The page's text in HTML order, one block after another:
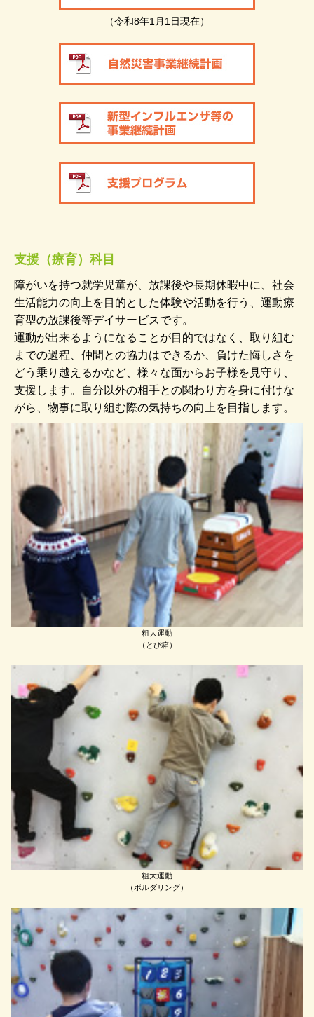
（令和8年1月1日現在）
支援（療育）科目
障がいを持つ就学児童が、放課後や長期休暇中に、社会
生活能力の向上を目的とした体験や活動を行う、運動療
育型の放課後等デイサービスです。
運動が出来るようになることが目的ではなく、取り組む
までの過程、仲間との協力はできるか、負けた悔しさを
どう乗り越えるかなど、様々な面からお子様を見守り、
支援します。自分以外の相手との関わり方を身に付けな
がら、物事に取り組む際の気持ちの向上を目指します。
粗大運動
（とび箱）
粗大運動
（ボルダリング）